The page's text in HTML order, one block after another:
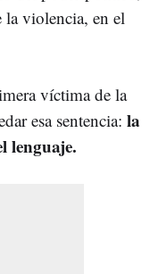
la violencia, en el
víctima de la
esa sentencia: la
lenguaje.